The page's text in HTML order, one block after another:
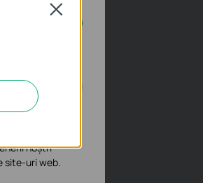
Close
sistemele tale
și ajusta
noștri
site-uri web.